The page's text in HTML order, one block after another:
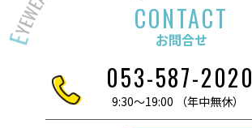
CONTACT
お問合せ
053-587-2020
9:30～19:00 （年中無休）